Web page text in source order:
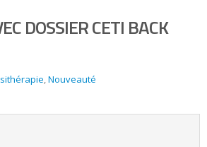
DOSSIER CETI BACK
Nouveauté